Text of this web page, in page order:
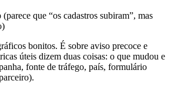
que “os cadastros subiram”, mas
bonitos. É sobre aviso precoce e
úteis dizem duas coisas: o que mudou e
fonte de tráfego, país, formulário